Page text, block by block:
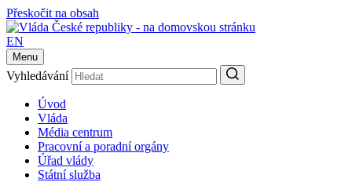
Přeskočit na obsah
EN
Menu
Vyhledávání
Úvod
Vláda
Média centrum
Pracovní a poradní orgány
Úřad vlády
Státní služba